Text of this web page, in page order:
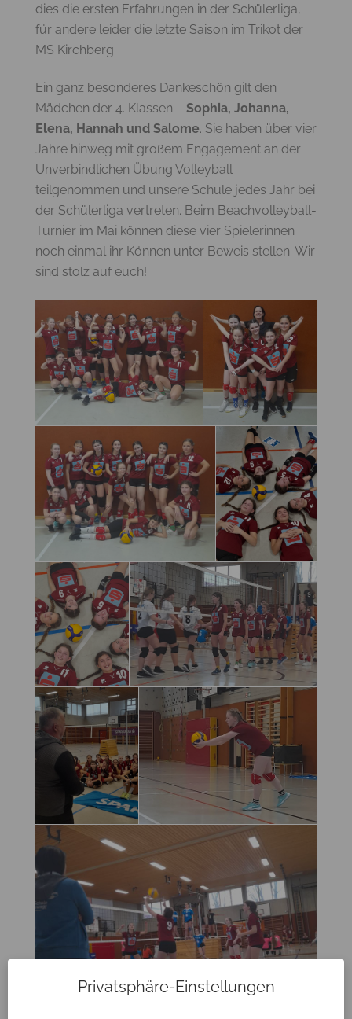
dies die ersten Erfahrungen in der Schülerliga,
für andere leider die letzte Saison im Trikot der
MS Kirchberg.
Ein ganz besonderes Dankeschön gilt den
Mädchen der 4. Klassen – Sophia, Johanna,
Elena, Hannah und Salome. Sie haben über vier
Jahre hinweg mit großem Engagement an der
Unverbindlichen Übung Volleyball
teilgenommen und unsere Schule jedes Jahr bei
der Schülerliga vertreten. Beim Beachvolleyball-
Turnier im Mai können diese vier Spielerinnen
noch einmal ihr Können unter Beweis stellen. Wir
sind stolz auf euch!
Privatsphäre-Einstellungen